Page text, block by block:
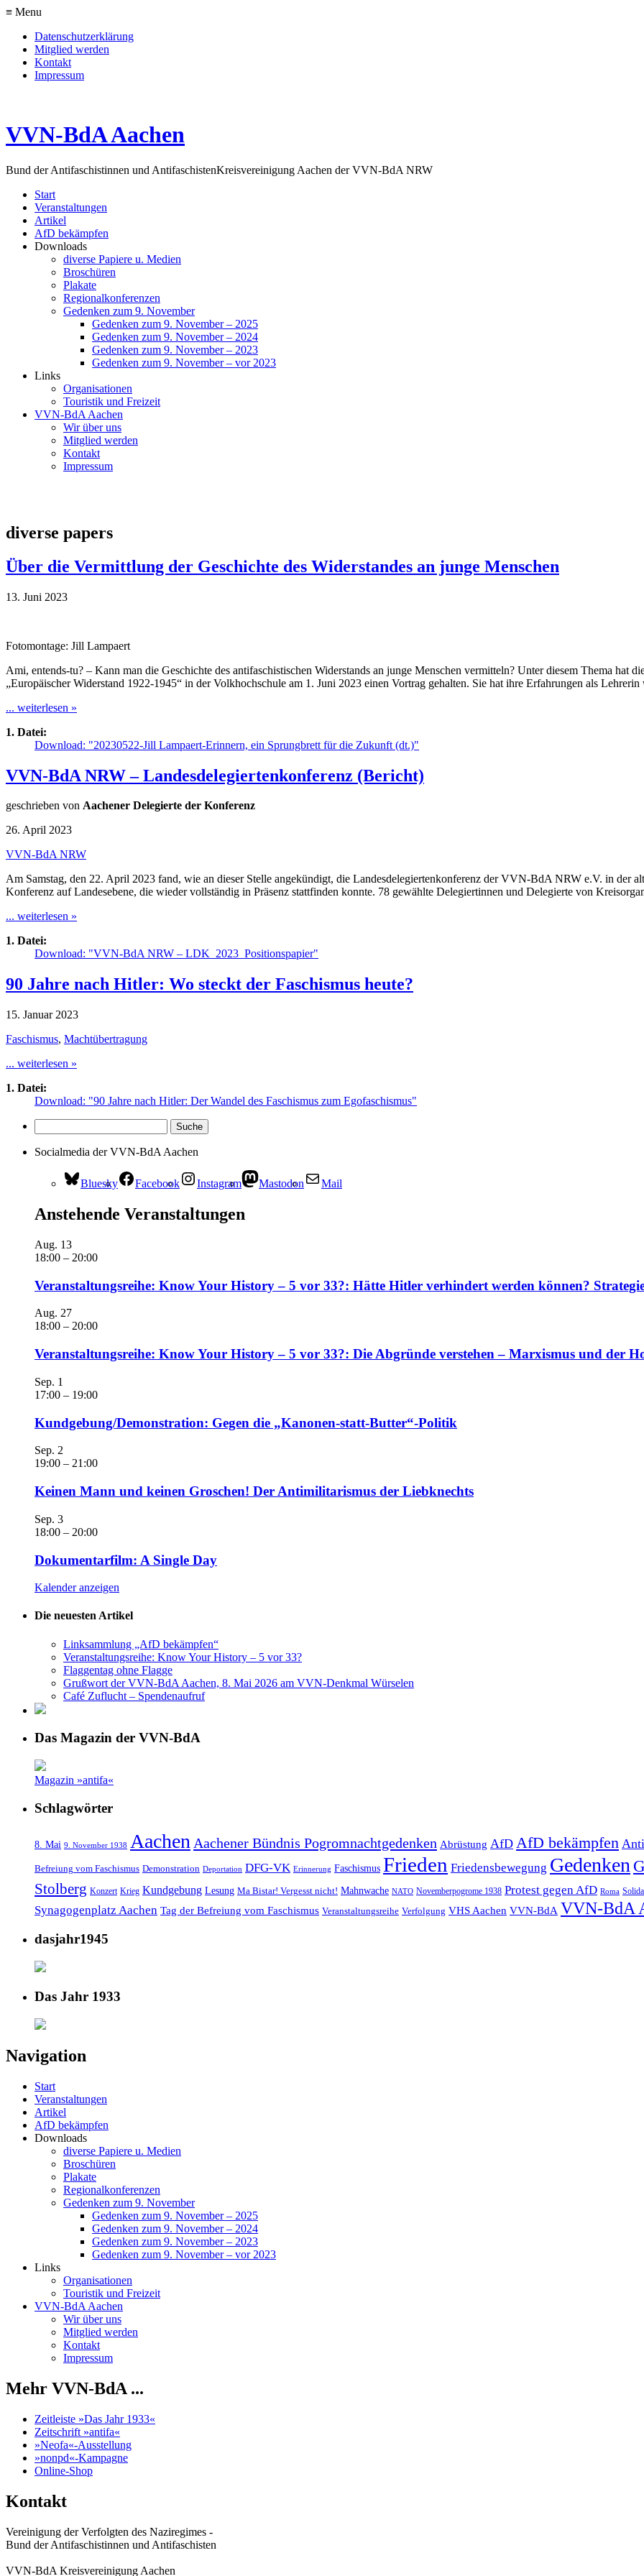
≡ Menu
Datenschutzerklärung
Mitglied werden
Kontakt
Impressum
VVN-BdA Aachen
Bund der Antifaschistinnen und AntifaschistenKreisvereinigung Aachen der VVN-BdA NRW
Start
Veranstaltungen
Artikel
AfD bekämpfen
Downloads
diverse Papiere u. Medien
Broschüren
Plakate
Regionalkonferenzen
Gedenken zum 9. November
Gedenken zum 9. November – 2025
Gedenken zum 9. November – 2024
Gedenken zum 9. November – 2023
Gedenken zum 9. November – vor 2023
Links
Organisationen
Touristik und Freizeit
VVN-BdA Aachen
Wir über uns
Mitglied werden
Kontakt
Impressum
diverse papers
Über die Vermittlung der Geschichte des Widerstandes an junge Menschen
13. Juni 2023
Fotomontage: Jill Lampaert
Ami, entends-tu? – Kann man die Geschichte des antifaschistischen Widerstands an junge Menschen vermitteln? Unter diesem Thema hat
„Europäischer Widerstand 1922-1945“ in der Volkhochschule am 1. Juni 2023 einen Vortrag gehalten. Sie hat ihre Erfahrungen als
... weiterlesen »
1. Datei:
Download: "20230522-Jill Lampaert-Erinnern, ein Sprungbrett für die Zukunft (dt.)"
VVN-BdA NRW – Landesdelegiertenkonferenz (Bericht)
geschrieben von Aachener Delegierte der Konferenz
26. April 2023
VVN-BdA NRW
Am Samstag, den 22. April 2023 fand, wie an dieser Stelle angekündigt, die Landesdelegiertenkonferenz der VVN-BdA NRW e.V. in der
Konferenz auf Landesebene, die wieder vollständig in Präsenz stattfinden konnte. 78 gewählte Delegiertinnen und Delegierte von
... weiterlesen »
1. Datei:
Download: "VVN-BdA NRW – LDK_2023_Positionspapier"
90 Jahre nach Hitler: Wo steckt der Faschismus heute?
15. Januar 2023
Faschismus, Machtübertragung
... weiterlesen »
1. Datei:
Download: "90 Jahre nach Hitler: Der Wandel des Faschismus zum Egofaschismus"
Socialmedia der VVN-BdA Aachen
Bluesky Facebook Instagram Mastodon Mail
Anstehende Veranstaltungen
Aug. 13
18:00 – 20:00
Veranstaltungsreihe: Know Your History – 5 vor 33?: Hätte Hitler verhindert werden können?
Aug. 27
18:00 – 20:00
Veranstaltungsreihe: Know Your History – 5 vor 33?: Die Abgründe verstehen – Marxismus und der
Sep. 1
17:00 – 19:00
Kundgebung/Demonstration: Gegen die „Kanonen-statt-Butter“-Politik
Sep. 2
19:00 – 21:00
Keinen Mann und keinen Groschen! Der Antimilitarismus der Liebknechts
Sep. 3
18:00 – 20:00
Dokumentarfilm: A Single Day
Kalender anzeigen
Die neuesten Artikel
Linksammlung „AfD bekämpfen“
Veranstaltungsreihe: Know Your History – 5 vor 33?
Flaggentag ohne Flagge
Grußwort der VVN-BdA Aachen, 8. Mai 2026 am VVN-Denkmal Würselen
Café Zuflucht – Spendenaufruf
Das Magazin der VVN-BdA
Magazin »antifa«
Schlagwörter
8. Mai 9. November 1938 Aachen Aachener Bündnis Pogromnachtgedenken Abrüstung AfD AfD bekämpfen
Befreiung vom Faschismus Demonstration Deportation DFG-VK Erinnerung Faschismus Frieden Friedensbewegung Gedenken
Stolberg Konzert Krieg Kundgebung Lesung Ma Bistar! Vergesst nicht! Mahnwache NATO Novemberpogrome 1938 Protest gegen AfD Roma
Synagogenplatz Aachen Tag der Befreiung vom Faschismus Veranstaltungsreihe Verfolgung VHS Aachen VVN-BdA VVN-BdA
dasjahr1945
Das Jahr 1933
Navigation
Start
Veranstaltungen
Artikel
AfD bekämpfen
Downloads
diverse Papiere u. Medien
Broschüren
Plakate
Regionalkonferenzen
Gedenken zum 9. November
Gedenken zum 9. November – 2025
Gedenken zum 9. November – 2024
Gedenken zum 9. November – 2023
Gedenken zum 9. November – vor 2023
Links
Organisationen
Touristik und Freizeit
VVN-BdA Aachen
Wir über uns
Mitglied werden
Kontakt
Impressum
Mehr VVN-BdA ...
Zeitleiste »Das Jahr 1933«
Zeitschrift »antifa«
»Neofa«-Ausstellung
»nonpd«-Kampagne
Online-Shop
Kontakt
Vereinigung der Verfolgten des Naziregimes -
Bund der Antifaschistinnen und Antifaschisten
VVN-BdA Kreisvereinigung Aachen